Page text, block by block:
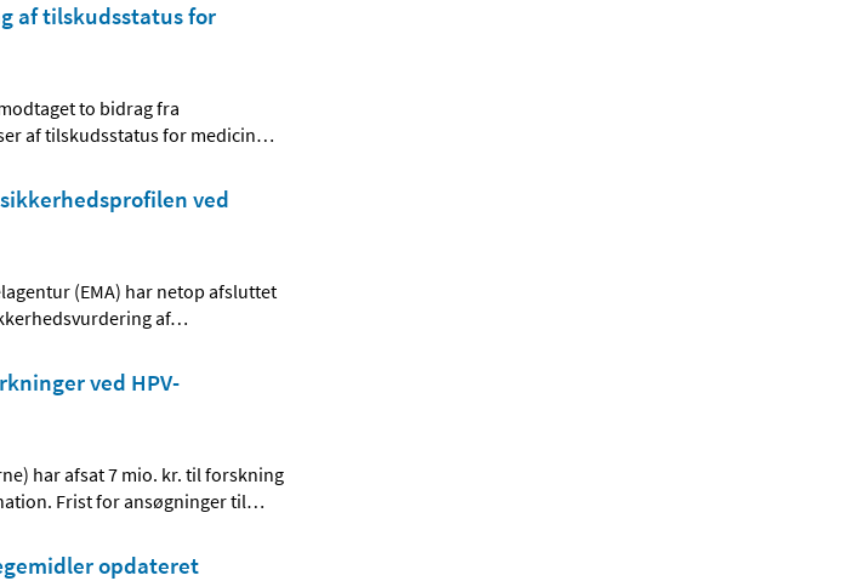
af tilskudsstatus for
to bidrag fra
af tilskudsstatus for medicin…
ved
(EMA) har netop afsluttet
af…
ved HPV-
har afsat 7 mio. kr. til forskning
Frist for ansøgninger til…
opdateret